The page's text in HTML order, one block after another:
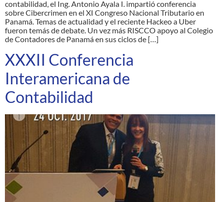
contabilidad, el Ing. Antonio Ayala I. impartió conferencia
sobre Cibercrimen en el XI Congreso Nacional Tributario en
Panamá. Temas de actualidad y el reciente Hackeo a Uber
fueron temás de debate. Un vez más RISCCO apoyo al Colegio
de Contadores de Panamá en sus ciclos de […]
XXXII Conferencia
Interamericana de
Contabilidad